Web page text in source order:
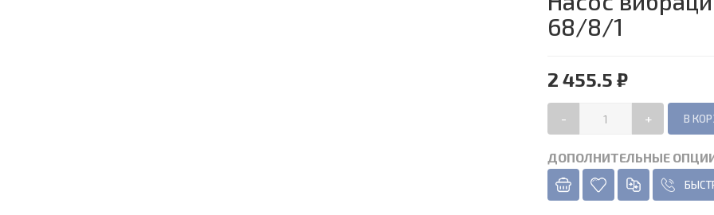
68/8/1
2 455.5 ₽
- +
ДОПОЛНИТЕЛЬНЫЕ